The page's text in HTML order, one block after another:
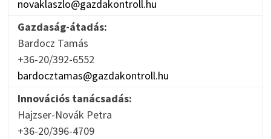
novaklaszlo@gazdakontroll.hu
Gazdaság-átadás:
Bardocz Tamás
+36-20/392-6552
bardocztamas@gazdakontroll.hu
Innovációs tanácsadás:
Hajzser-Novák Petra
+36-20/396-4709